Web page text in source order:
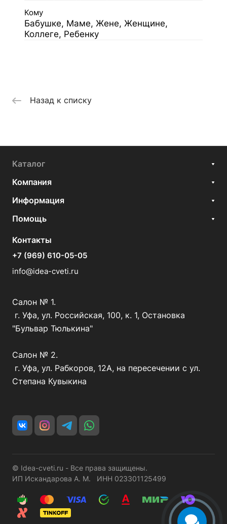
Кому
Бабушке, Маме, Жене, Женщине,
Коллеге, Ребенку
Назад к списку
Каталог
Компания
Информация
Помощь
Контакты
+7 (969) 610-05-05
info@idea-cveti.ru
Салон № 1.
г. Уфа, ул. Российская, 100, к. 1, Остановка
"Бульвар Тюлькина"
Салон № 2.
г. Уфа, ул. Рабкоров, 12А, на пересечении с ул.
Степана Кувыкина
© Idea-cveti.ru - Все права защищены.
ИП Искандарова А. М. ИНН 023301125499